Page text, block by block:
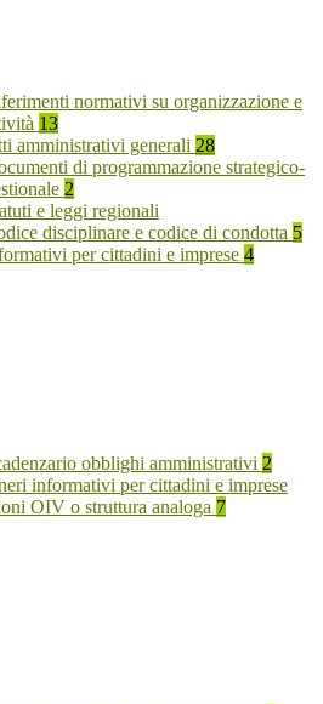
normativi su organizzazione e
13
amministrativi generali 28
di programmazione strategico-
2
e leggi regionali
disciplinare e codice di condotta 5
per cittadini e imprese 4
obblighi amministrativi 2
informativi per cittadini e imprese
OIV o struttura analoga 7